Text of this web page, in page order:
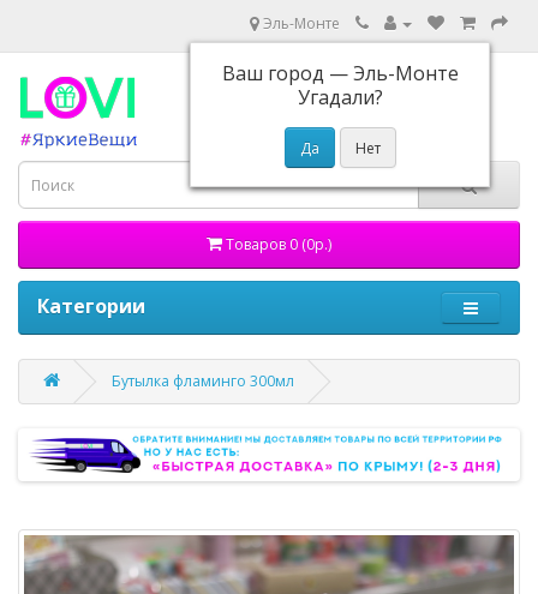
Эль-Монте
Ваш город —Эль-Монте
Угадали?
Товаров 0 (0р.)
Категории
Бутылка фламинго 300мл